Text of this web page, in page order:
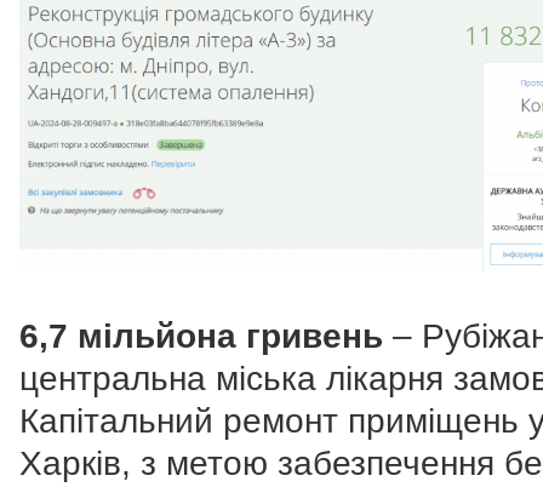
6,7 мільйона гривень –
центральна міська лікарня
Капітальний ремонт приміщень
Харків, з метою забезпечення